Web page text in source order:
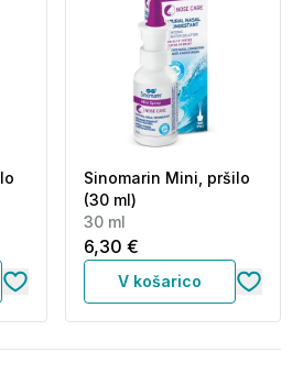
Sinomarin Mini, pršilo
(30 ml)
30 ml
6,30 €
V košarico